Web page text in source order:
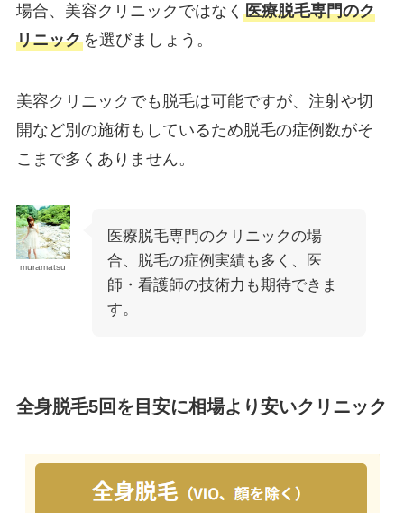
場合、美容クリニックではなく 医療脱毛専門のク
リニックを選びましょう。
美容クリニックでも脱毛は可能ですが、注射や切
開など別の施術もしているため脱毛の症例数がそ
こまで多くありません。
muramatsu
医療脱毛専門のクリニックの場
合、脱毛の症例実績も多く、医
師・看護師の技術力も期待できま
す。
全身脱毛5回を目安に相場より安いクリニック